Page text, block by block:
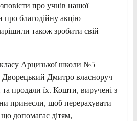
про учнів нашої
про благодійну акцію
також зробити свій
Арцизької школи №5
Дворецький Дмитро власноруч
продали їх. Кошти, виручені з
принесли, щоб перерахувати
допомагає дітям,